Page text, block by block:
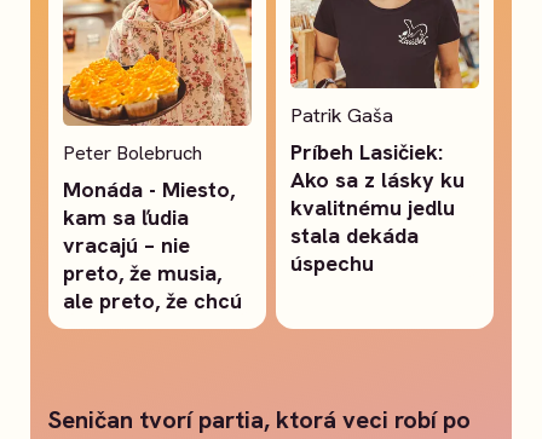
Peter Bolebruch
Monáda - Miesto,
kam sa ľudia
vracajú – nie
preto, že musia,
ale preto, že chcú
Patrik Gaša
Príbeh Lasičiek:
Ako sa z lásky ku
kvalitnému jedlu
stala dekáda
úspechu
Seničan tvorí partia, ktorá veci robí po